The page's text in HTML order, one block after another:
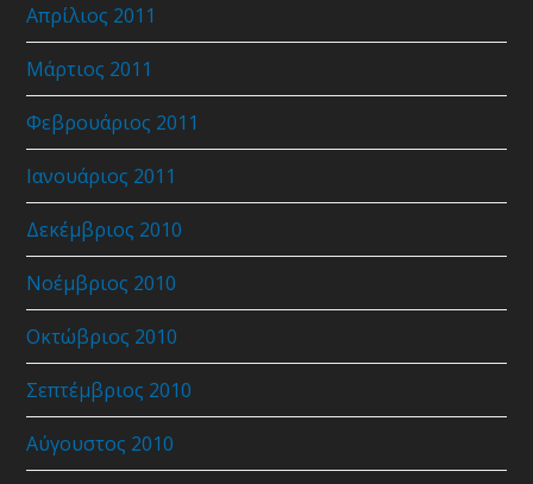
Απρίλιος 2011
Μάρτιος 2011
Φεβρουάριος 2011
Ιανουάριος 2011
Δεκέμβριος 2010
Νοέμβριος 2010
Οκτώβριος 2010
Σεπτέμβριος 2010
Αύγουστος 2010